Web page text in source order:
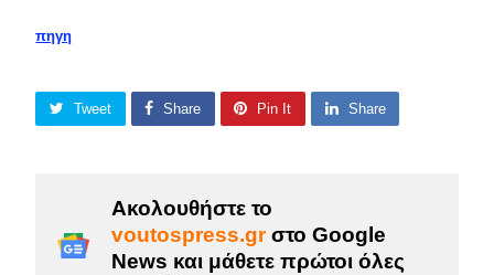
πηγη
Tweet Share Pin It Share
Ακολουθήστε το
voutospress.grστο Google
News και μάθετε πρώτοι όλες